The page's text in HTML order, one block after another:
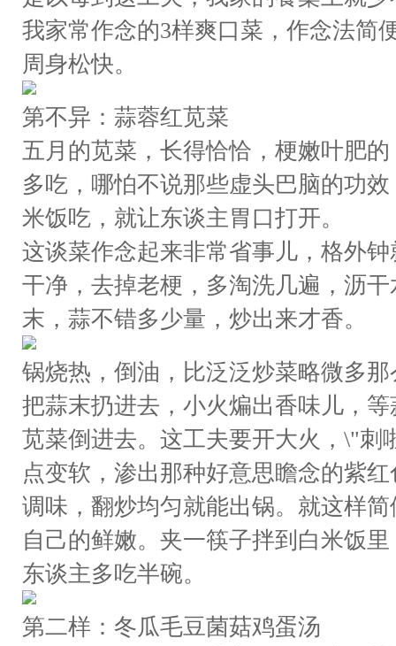
我家常作念的3样爽口菜，作念法简
周身松快。
第不异：蒜蓉红苋菜
五月的苋菜，长得恰恰，梗嫩叶肥
多吃，哪怕不说那些虚头巴脑的功
米饭吃，就让东谈主胃口打开。
这谈菜作念起来非常省事儿，格外
干净，去掉老梗，多淘洗几遍，沥
末，蒜不错多少量，炒出来才香。
锅烧热，倒油，比泛泛炒菜略微多
把蒜末扔进去，小火煸出香味儿，
苋菜倒进去。这工夫要开大火，\"
点变软，渗出那种好意思瞻念的紫
调味，翻炒均匀就能出锅。就这样
自己的鲜嫩。夹一筷子拌到白米饭
东谈主多吃半碗。
第二样：冬瓜毛豆菌菇鸡蛋汤